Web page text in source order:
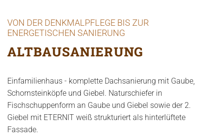
VON DER DENKMALPFLEGE BIS ZUR
ENERGETISCHEN SANIERUNG
ALTBAUSANIERUNG
Einfamilienhaus - komplette Dachsanierung mit Gaube,
Schornsteinköpfe und Giebel. Naturschiefer in
Fischschuppenform an Gaube und Giebel sowie der 2.
Giebel mit ETERNIT weiß strukturiert als hinterlüftete
Fassade.